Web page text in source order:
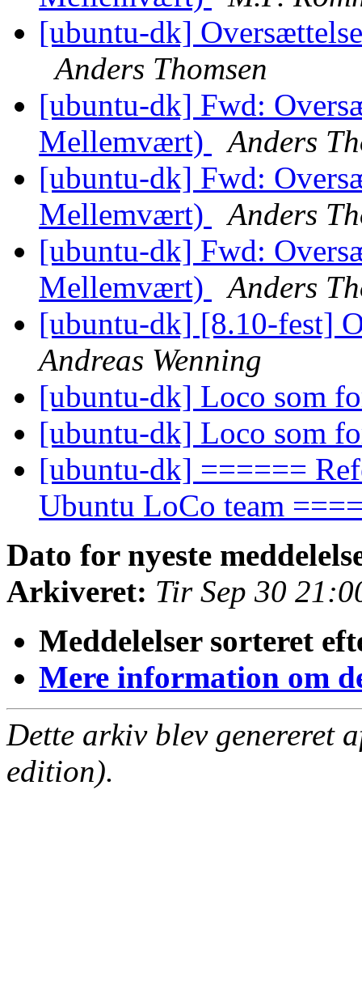
[ubuntu-dk]
Anders Thomsen
[ubuntu-dk] Fwd:
Mellemvært)
Anders
[ubuntu-dk] Fwd:
Mellemvært)
Anders
[ubuntu-dk] Fwd:
Mellemvært)
Anders
[ubuntu-dk] [8.10-fest]
Andreas Wenning
[ubuntu-dk] Loco som
[ubuntu-dk] Loco som
[ubuntu-dk] ======
Ubuntu LoCo team
Dato for nyeste
Arkiveret: Tir Sep 30
Meddelelser sorteret
Mere information om
Dette arkiv blev genereret
edition).